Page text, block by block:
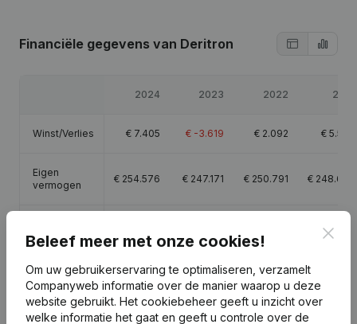
Financiële gegevens van Deritron
2024 2023 2022 2021
Winst/Verlies € 7.405 € -3.619 € 2.092 € 5.578
Eigen
vermogen
€ 254.576 € 247.171 € 250.791 € 248.699
Personeel 3
Beleef meer met onze cookies!
Om uw gebruikerservaring te optimaliseren, verzamelt
Companyweb informatie over de manier waarop u deze
website gebruikt. Het cookiebeheer geeft u inzicht over
welke informatie het gaat en geeft u controle over de